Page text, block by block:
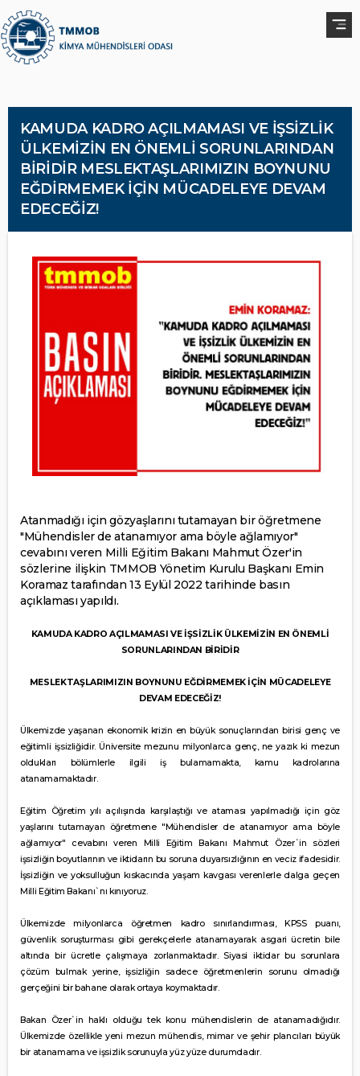
KAMUDA KADRO AÇILMAMASI VE İŞSİZLİK
ÜLKEMİZİN EN ÖNEMLİ SORUNLARINDAN
BİRİDİR MESLEKTAŞLARIMIZIN BOYNUNU
EĞDİRMEMEK İÇİN MÜCADELEYE DEVAM
EDECEĞİZ!
Atanmadığı için gözyaşlarını tutamayan bir öğretmene
"Mühendisler de atanamıyor ama böyle ağlamıyor"
cevabını veren Milli Eğitim Bakanı Mahmut Özer'in
sözlerine ilişkin TMMOB Yönetim Kurulu Başkanı Emin
Koramaz tarafından 13 Eylül 2022 tarihinde basın
açıklaması yapıldı.
KAMUDA KADRO AÇILMAMASI VE İŞSİZLİK ÜLKEMİZİN EN ÖNEMLİ
SORUNLARINDAN BİRİDİR
MESLEKTAŞLARIMIZIN BOYNUNU EĞDİRMEMEK İÇİN MÜCADELEYE
DEVAM EDECEĞİZ!
Ülkemizde yaşanan ekonomik krizin en büyük sonuçlarından birisi genç ve
eğitimli işsizliğidir. Üniversite mezunu milyonlarca genç, ne yazık ki mezun
oldukları bölümlerle ilgili iş bulamamakta, kamu kadrolarına
atanamamaktadır.
Eğitim Öğretim yılı açılışında karşılaştığı ve ataması yapılmadığı için göz
yaşlarını tutamayan öğretmene "Mühendisler de atanamıyor ama böyle
ağlamıyor" cevabını veren Milli Eğitim Bakanı Mahmut Özer`in sözleri
işsizliğin boyutlarının ve iktidarın bu soruna duyarsızlığının en veciz ifadesidir.
İşsizliğin ve yoksulluğun kıskacında yaşam kavgası verenlerle dalga geçen
Milli Eğitim Bakanı`nı kınıyoruz.
Ülkemizde milyonlarca öğretmen kadro sınırlandırması, KPSS puanı,
güvenlik soruşturması gibi gerekçelerle atanamayarak asgari ücretin bile
altında bir ücretle çalışmaya zorlanmaktadır. Siyasi iktidar bu sorunlara
çözüm bulmak yerine, işsizliğin sadece öğretmenlerin sorunu olmadığı
gerçeğini bir bahane olarak ortaya koymaktadır.
Bakan Özer`in haklı olduğu tek konu mühendislerin de atanamadığıdır.
Ülkemizde özellikle yeni mezun mühendis, mimar ve şehir plancıları büyük
bir atanamama ve işsizlik sorunuyla yüz yüze durumdadır.